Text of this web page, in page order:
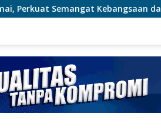
dan Kepedulian Sosial